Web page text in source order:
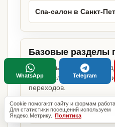
Спа-салон в Санкт-
Базовые разделы
Родительские страницы
обзор услуги, объекта
переходов.
Какие разрешения
Cookie помогают сайту и формам
Для статистики посещений используем
Яндекс.Метрику. Политика
WhatsApp Telegram